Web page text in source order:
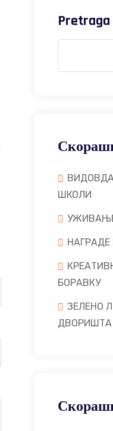
Pretraga
ШКОЛИ
НАГРАДЕ
БОРАВКУ
ЗЕЛЕНО
ДВОРИШТА